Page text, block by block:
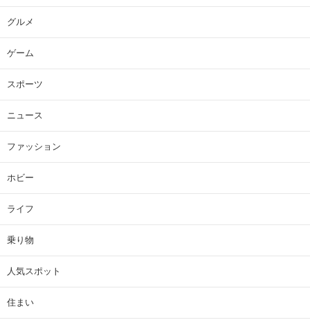
グルメ
ゲーム
スポーツ
ニュース
ファッション
ホビー
ライフ
乗り物
人気スポット
住まい